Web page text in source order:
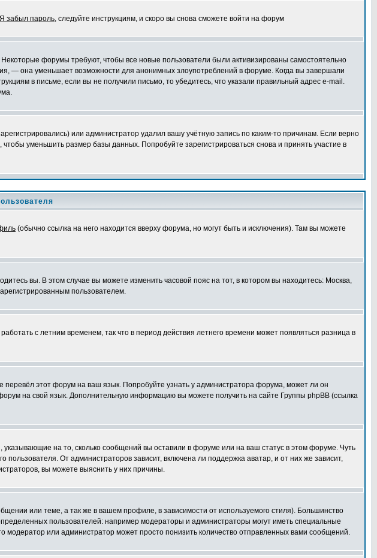
Я забыл пароль, следуйте инструкциям, и скоро вы снова сможете войти на форум
форумы требуют, чтобы все новые пользователи были активизированы самостоятельно
— она уменьшает возможности для анонимных злоупотреблений в форуме. Когда вы завершали
в письме, если вы не получили письмо, то убедитесь, что указали правильный адрес e-mail.
или администратор удалил вашу учётную запись по каким-то причинам. Если верно
уменьшить размер базы данных. Попробуйте зарегистрироваться снова и принять участие в
(обычно ссылка на него находится вверху форума, но могут быть и исключения). Там вы можете
вы. В этом случае вы можете изменить часовой пояс на тот, в котором вы находитесь: Москва,
пользователем.
с летним временем, так что в период действия летнего времени может появляться разница в
перевёл этот форум на ваш язык. Попробуйте узнать у администратора форума, может ли он
на свой язык. Дополнительную информацию вы можете получить на сайте Группы phpBB (ссылка
на то, сколько сообщений вы оставили в форуме или на ваш статус в этом форуме. Чуть
От администраторов зависит, включена ли поддержка аватар, и от них же зависит,
вы можете выяснить у них причины.
или теме, а так же в вашем профиле, в зависимости от используемого стиля). Большинство
пользователей: например модераторы и администраторы могут иметь специальные
или администратор может просто понизить количество отправленных вами сообщений.